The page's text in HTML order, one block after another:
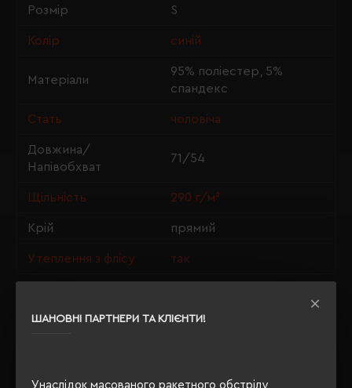
ШАНОВНІ ПАРТНЕРИ ТА КЛІЄНТИ!
Унаслідок масованого ракетного обстрілу
Розмір S
Колір синій
Матеріали
95% поліестер, 5%
спандекс
Стать чоловіча
Довжина/
Напівобхват
71/54
Щільність 290 г/м²
Крій прямий
Утеплення з флісу так